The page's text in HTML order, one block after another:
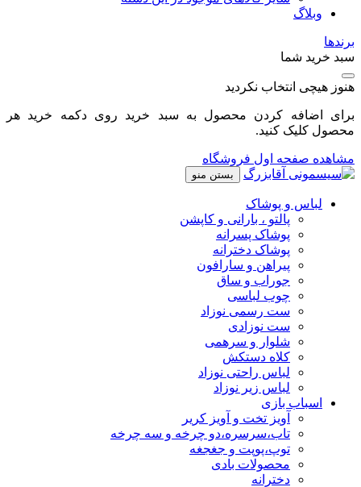
وبلاگ
برندها
سبد خرید شما
هنوز هیچی انتخاب نکردید
برای اضافه کردن محصول به سبد خرید روی دکمه خرید هر
محصول کلیک کنید.
مشاهده صفحه اول فروشگاه
بستن منو
لباس و پوشاک
پالتو ، بارانی و کاپشن
پوشاک پسرانه
پوشاک دخترانه
پیراهن و سارافون
جوراب و ساق
چوب لباسی
ست رسمی نوزاد
ست نوزادی
شلوار و سرهمی
کلاه دستکش
لباس راحتی نوزاد
لباس زیر نوزاد
اسباب بازی
آویز تخت و آویز کریر
تاب،سرسره،دو چرخه و سه چرخه
توپ،پوپت و جغجغه
محصولات بادی
دخترانه